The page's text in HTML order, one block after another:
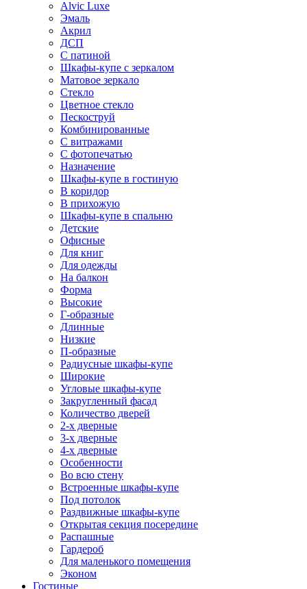
Alvic Luxe
Эмаль
Акрил
ДСП
С патиной
Шкафы-купе с зеркалом
Матовое зеркало
Стекло
Цветное стекло
Пескоструй
Комбинированные
С витражами
С фотопечатью
Назначение
Шкафы-купе в гостиную
В коридор
В прихожую
Шкафы-купе в спальню
Детские
Офисные
Для книг
Для одежды
На балкон
Форма
Высокие
Г-образные
Длинные
Низкие
П-образные
Радиусные шкафы-купе
Широкие
Угловые шкафы-купе
Закругленный фасад
Количество дверей
2-х дверные
3-х дверные
4-х дверные
Особенности
Во всю стену
Встроенные шкафы-купе
Под потолок
Раздвижные шкафы-купе
Открытая секция посередине
Распашные
Гардероб
Для маленького помещения
Эконом
Гостиные